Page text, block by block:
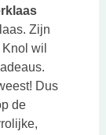
Zijn
wil
Dus
de